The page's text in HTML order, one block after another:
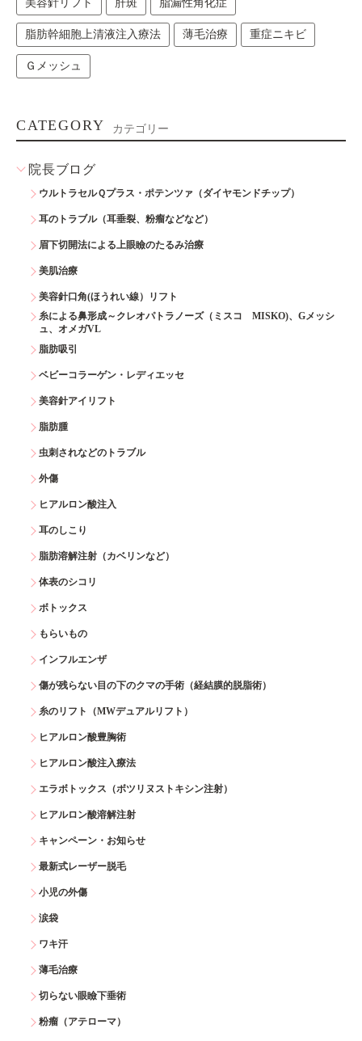
美容針リフト 肝斑 脂漏性角化症
脂肪幹細胞上清液注入療法 薄毛治療 重症ニキビ
Ｇメッシュ
CATEGORY カテゴリー
院長ブログ
ウルトラセルＱプラス・ポテンツァ（ダイヤモンドチップ）
耳のトラブル（耳垂裂、粉瘤などなど）
眉下切開法による上眼瞼のたるみ治療
美肌治療
美容針口角(ほうれい線）リフト
糸による鼻形成～クレオパトラノーズ（ミスコ MISKO)、Gメッシ
ュ、オメガVL
脂肪吸引
ベビーコラーゲン・レディエッセ
美容針アイリフト
脂肪腫
虫刺されなどのトラブル
外傷
ヒアルロン酸注入
耳のしこり
脂肪溶解注射（カベリンなど）
体表のシコリ
ボトックス
もらいもの
インフルエンザ
傷が残らない目の下のクマの手術（経結膜的脱脂術）
糸のリフト（MWデュアルリフト）
ヒアルロン酸豊胸術
ヒアルロン酸注入療法
エラボトックス（ボツリヌストキシン注射）
ヒアルロン酸溶解注射
キャンペーン・お知らせ
最新式レーザー脱毛
小児の外傷
涙袋
ワキ汗
薄毛治療
切らない眼瞼下垂術
粉瘤（アテローマ）